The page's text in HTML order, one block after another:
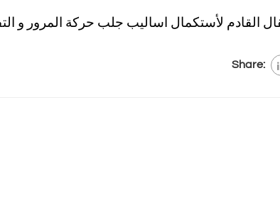
القادم لأستكمال اساليب جلب حركة المرور و
Share: